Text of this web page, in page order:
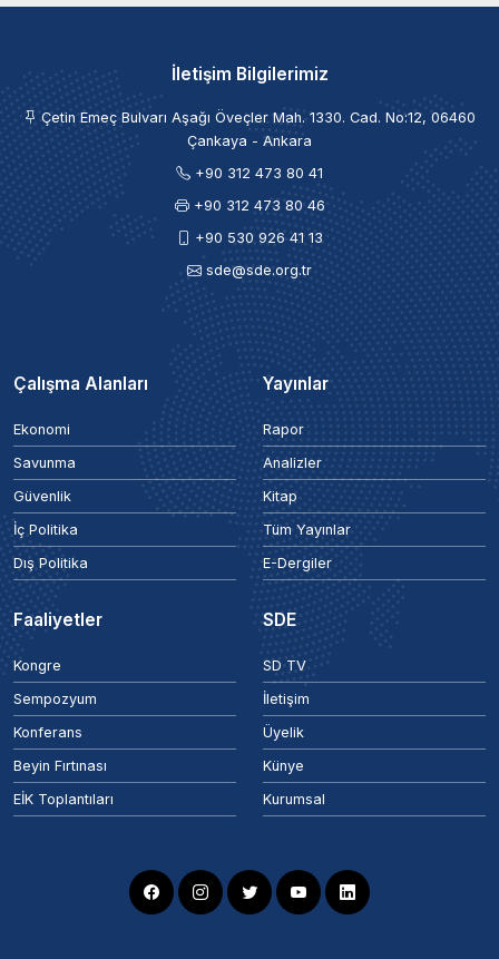
İletişim Bilgilerimiz
Çetin Emeç Bulvarı Aşağı Öveçler Mah. 1330. Cad. No:12, 06460
Çankaya - Ankara
+90 312 473 80 41
+90 312 473 80 46
+90 530 926 41 13
sde@sde.org.tr
Çalışma Alanları
Ekonomi
Savunma
Güvenlik
İç Politika
Dış Politika
Yayınlar
Rapor
Analizler
Kitap
Tüm Yayınlar
E-Dergiler
Faaliyetler
Kongre
Sempozyum
Konferans
Beyin Fırtınası
EİK Toplantıları
SDE
SD TV
İletişim
Üyelik
Künye
Kurumsal